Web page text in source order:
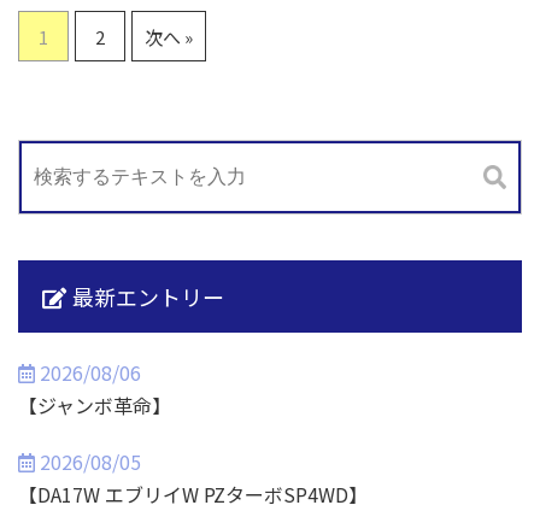
1 2 次へ »
最新エントリー
2026/08/06
【ジャンボ革命】
2026/08/05
【DA17W エブリイW PZターボSP4WD】